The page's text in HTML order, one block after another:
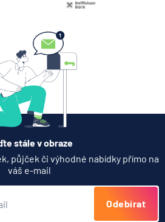
plateb, spoření a reklamací
3.8.2026
všechny články
stále v obraze
půjček či výhodné nabídky přímo na
váš e-mail
Odebírat